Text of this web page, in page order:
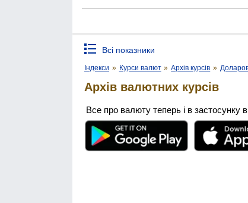
Всі показники
Індекси » Курси валют » Архів курсів »
Архів валютних курсів
Все про валюту теперь і в застосунку